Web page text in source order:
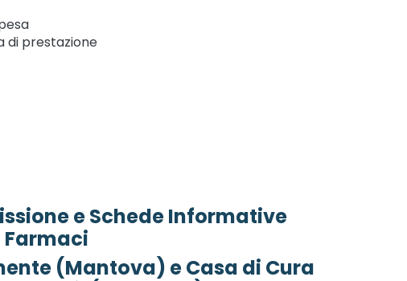
di prestazione
e Schede Informative
Farmaci
(Mantova) e Casa di Cura